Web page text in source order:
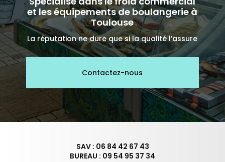
et les équipements de boulangerie à
Toulouse
La réputation ne dure que si la qualité l’assure
Contactez-nous
SAV : 06 84 42 67 43
BUREAU : 09 54 95 37 34